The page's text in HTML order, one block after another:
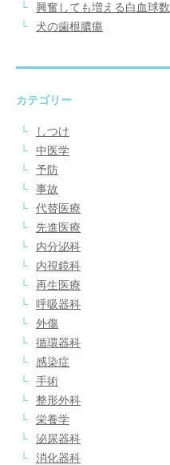
興奮しても増える白血球数
犬の歯根膿瘍
カテゴリー
しつけ
中医学
予防
事故
代替医療
先進医療
内分泌科
内視鏡科
再生医療
呼吸器科
外傷
循環器科
感染症
手術
整形外科
栄養学
泌尿器科
消化器科